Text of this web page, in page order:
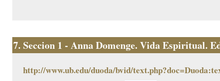
7. Seccion 1 - Anna Domenge. Vida Espiritual.
http://www.ub.edu/duoda/bvid/